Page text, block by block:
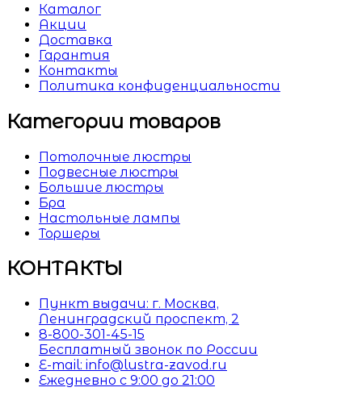
Каталог
Акции
Доставка
Гарантия
Контакты
Политика конфиденциальности
Категории товаров
Потолочные люстры
Подвесные люстры
Большие люстры
Бра
Настольные лампы
Торшеры
КОНТАКТЫ
Пункт выдачи: г. Москва,
Ленинградский проспект, 2
8-800-301-45-15
Бесплатный звонок по России
E-mail: info@lustra-zavod.ru
Ежедневно с 9:00 до 21:00